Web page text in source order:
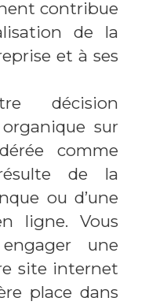
contribue
de la
et à ses
décision
sur
comme
de la
ou d’une
ligne. Vous
une
site internet
place dans